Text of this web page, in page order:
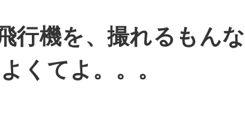
行機を、撮れるもん
くてよ。。。